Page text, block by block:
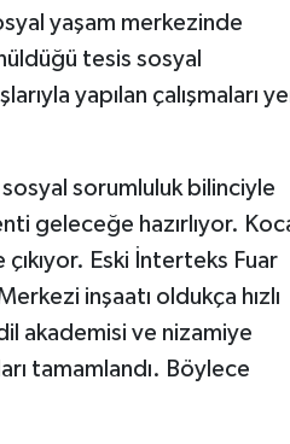
yaşam merkezinde
tesis sosyal
yapılan çalışmaları
sorumluluk bilinciyle
geleceğe hazırlıyor.
Eski İnterteks Fuar
inşaatı oldukça hızlı
akademisi ve nizamiye
tamamlandı. Böylece